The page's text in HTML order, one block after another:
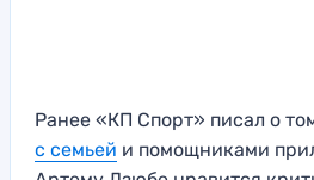
Ранее «КП Спорт» писал о
с семьей и помощниками